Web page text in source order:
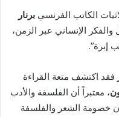
الكاتب الفرنسي برنار
الإنساني عبر الزمن،
إبرة”.
فقد اكتشف متعة القراءة
، معتبراً أن الفلسفة والأدب
خصومة الشعر والفلسفة